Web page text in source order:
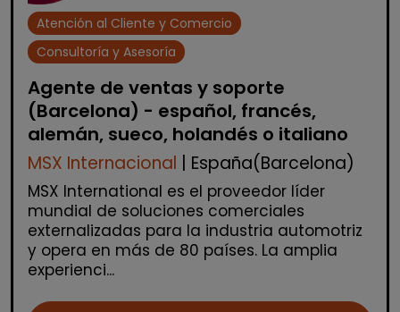
Atención al Cliente y Comercio
Consultoría y Asesoría
Agente de ventas y soporte
(Barcelona) - español, francés,
alemán, sueco, holandés o italiano
MSX Internacional | España(Barcelona)
MSX International es el proveedor líder
mundial de soluciones comerciales
externalizadas para la industria automotriz
y opera en más de 80 países. La amplia
experienci...